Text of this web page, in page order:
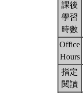
課後
學習
時數
Office
Hours
指定
閱讀